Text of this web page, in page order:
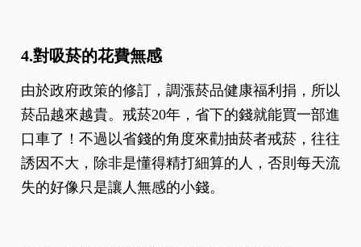
4.對吸菸的花費無感
由於政府政策的修訂，調漲菸品健康福利捐，所以
菸品越來越貴。戒菸20年，省下的錢就能買一部進
口車了！不過以省錢的角度來勸抽菸者戒菸，往往
誘因不大，除非是懂得精打細算的人，否則每天流
失的好像只是讓人無感的小錢。